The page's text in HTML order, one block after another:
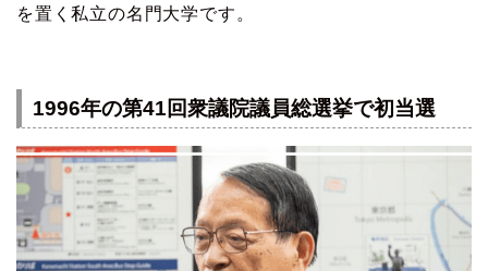
を置く私立の名門大学です。
1996年の第41回衆議院議員総選挙で初当選